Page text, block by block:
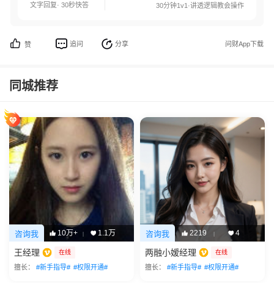
文字回复· 30秒快答 30分钟1v1·讲透逻辑教会操作
赞 追问 分享 问财App下载
同城推荐
咨询我 10万+ | 1.1万
王经理 在线
擅长： #新手指导# #权限开通#
咨询我 2219 | 4
两融小嫒经理 在线
擅长： #新手指导# #权限开通#